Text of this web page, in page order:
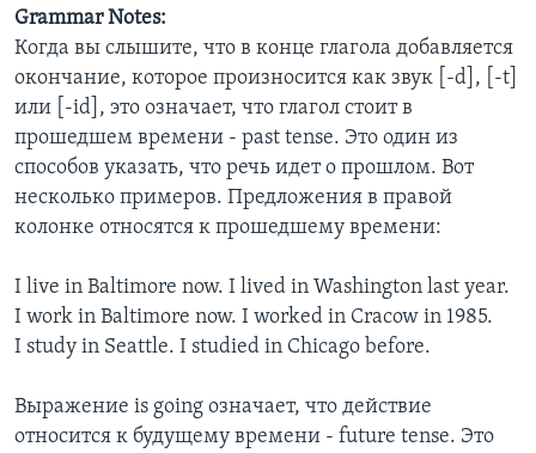
Grammar Notes:
Когда вы слышите, что в конце глагола добавляется
окончание, которое произносится как звук [-d], [-t]
или [-id], это означает, что глагол стоит в
прошедшем времени - past tense. Это один из
способов указать, что речь идет о прошлом. Вот
несколько примеров. Предложения в правой
колонке относятся к прошедшему времени:
I live in Baltimore now. I lived in Washington last year.
I work in Baltimore now. I worked in Cracow in 1985.
I study in Seattle. I studied in Chicago before.
Выражение is going означает, что действие
относится к будущему времени - future tense. Это